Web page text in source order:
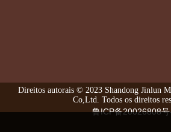
Direitos autorais © 2023 Shandong Jinlun
Co,Ltd. Todos os direitos
鲁ICP备20026808